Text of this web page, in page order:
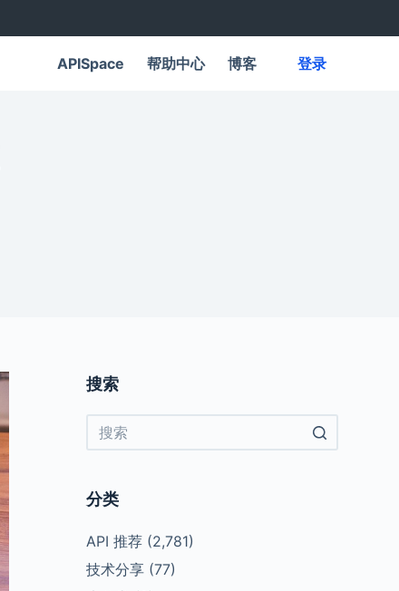
APISpace 帮助中心 博客 登录
搜索
分类
API 推荐(2,781)
技术分享(77)